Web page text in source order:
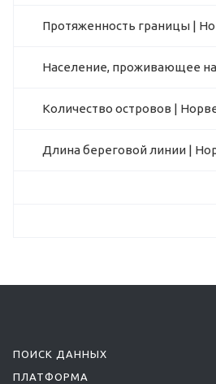
Протяженность границы |
Население, проживающее
Количество островов |
Длина береговой линии |
ПОИСК ДАННЫХ
ПЛАТФОРМА